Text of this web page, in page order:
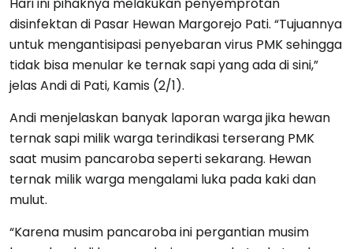
disinfektan di Pasar Hewan Margorejo Pati. “Tujuannya
untuk mengantisipasi penyebaran virus PMK sehingga
tidak bisa menular ke ternak sapi yang ada di sini,”
jelas Andi di Pati, Kamis (2/1).
Andi menjelaskan banyak laporan warga jika hewan
ternak sapi milik warga terindikasi terserang PMK
saat musim pancaroba seperti sekarang. Hewan
ternak milik warga mengalami luka pada kaki dan
mulut.
“Karena musim pancaroba ini pergantian musim